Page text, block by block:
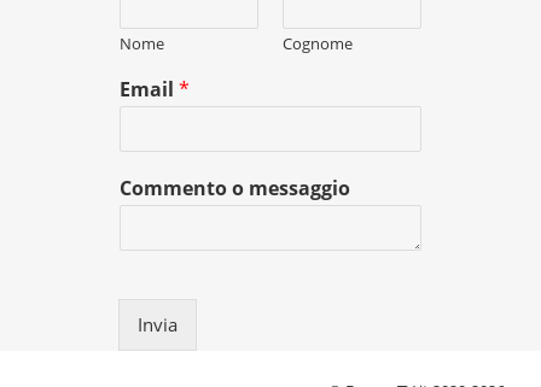
Nome Cognome
Email *
Commento o messaggio
Invia